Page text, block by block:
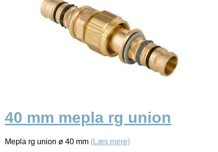
40 mm mepla rg union
Mepla rg union ø 40 mm (Læs mere)